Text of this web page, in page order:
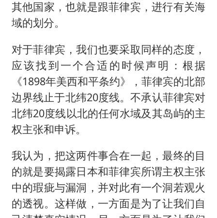
其他国家，也就是跟菲律宾，进行有关海
域的划分。
对于菲律宾，我们也要采取同样的态度，
应该找到一个合适的时候声明：根据
《1898年美西和平条约》，菲律宾的北部
边界线止于北纬20度线。不承认菲律宾对
北纬20度线以北的任何水域及其岛屿的主
权主张和申诉。
我认为，把这两件事合在一起，最终的目
的就是要揭露日本和菲律宾所谓主权主张
中的瑕疵与漏洞，并对此有一个洞若观火
的透视。这样做，一方面是为了让我们自